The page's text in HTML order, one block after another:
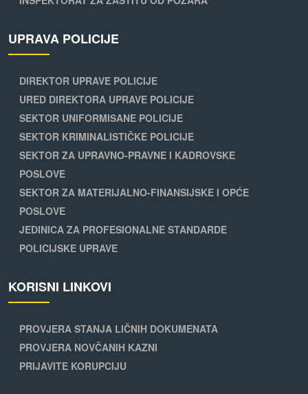
UPRAVA POLICIJE
DIREKTOR UPRAVE POLICIJE
URED DIREKTORA UPRAVE POLICIJE
SEKTOR UNIFORMISANE POLICIJE
SEKTOR KRIMINALISTIČKE POLICIJE
SEKTOR ZA UPRAVNO-PRAVNE I KADROVSKE
POSLOVE
SEKTOR ZA MATERIJALNO-FINANSIJSKE I OPĆE
POSLOVE
JEDINICA ZA PROFESIONALNE STANDARDE
POLICIJSKE UPRAVE
KORISNI LINKOVI
PROVJERA STANJA LIČNIH DOKUMENATA
PROVJERA NOVČANIH KAZNI
PRIJAVITE KORUPCIJU